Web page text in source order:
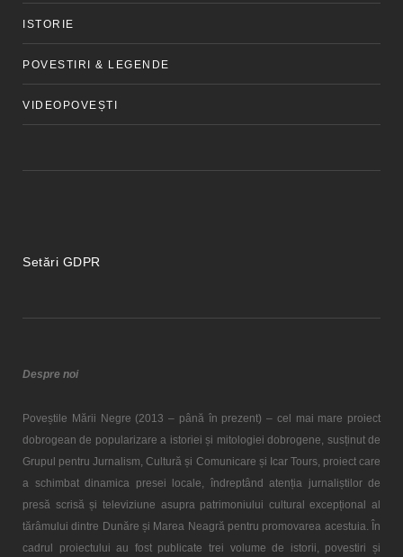
ISTORIE
POVESTIRI & LEGENDE
VIDEOPOVEȘTI
Setări GDPR
Despre noi
Poveștile Mării Negre (2013 – până în prezent) – cel mai mare proiect
dobrogean de popularizare a istoriei și mitologiei dobrogene, susținut de
Grupul pentru Jurnalism, Cultură și Comunicare și Icar Tours, proiect care
a schimbat dinamica presei locale, îndreptând atenția jurnaliștilor de
presă scrisă și televiziune asupra patrimoniului cultural excepțional al
tărâmului dintre Dunăre și Marea Neagră pentru promovarea acestuia. În
cadrul proiectului au fost publicate trei volume de istorii, povestiri și